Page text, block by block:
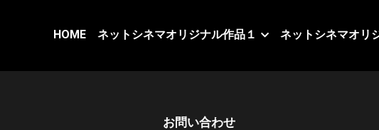
HOME ネットシネマオリジナル作品１ ネットシネマオリ
お問い合わせ